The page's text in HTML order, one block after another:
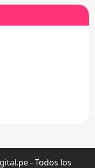
- Todos los